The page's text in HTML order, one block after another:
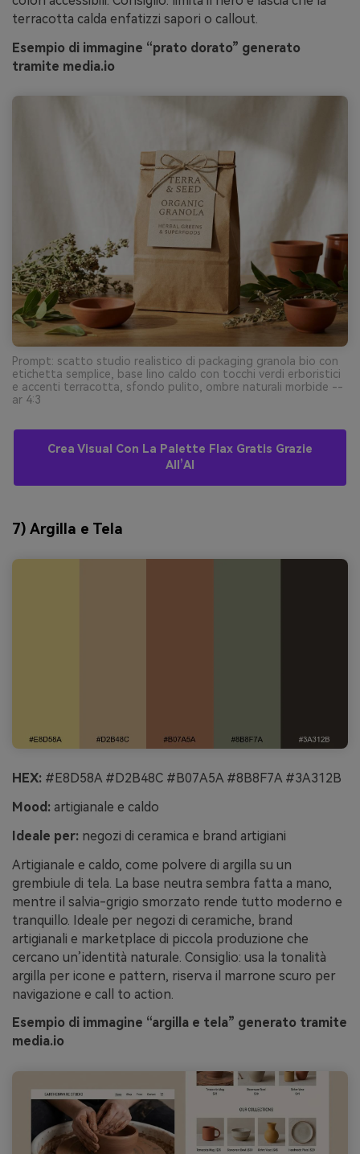
terracotta calda enfatizzi sapori o callout.
Esempio di immagine “prato dorato” generato
tramite media.io
Prompt: scatto studio realistico di packaging granola bio con
etichetta semplice, base lino caldo con tocchi verdi erboristici
e accenti terracotta, sfondo pulito, ombre naturali morbide --
ar 4:3
Crea Visual Con La Palette Flax Gratis Grazie
All’AI
7) Argilla e Tela
HEX: #E8D58A #D2B48C #B07A5A #8B8F7A #3A312B
Mood: artigianale e caldo
Ideale per: negozi di ceramica e brand artigiani
Artigianale e caldo, come polvere di argilla su un
grembiule di tela. La base neutra sembra fatta a mano,
mentre il salvia-grigio smorzato rende tutto moderno e
tranquillo. Ideale per negozi di ceramiche, brand
artigianali e marketplace di piccola produzione che
cercano un’identità naturale. Consiglio: usa la tonalità
argilla per icone e pattern, riserva il marrone scuro per
navigazione e call to action.
Esempio di immagine “argilla e tela” generato tramite
media.io